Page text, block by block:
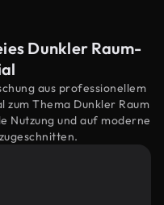
Dunkler Raum-
aus professionellem
Thema Dunkler Raum
Nutzung und auf moderne